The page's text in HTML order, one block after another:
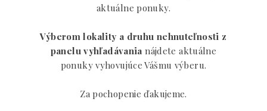
aktuálne ponuky.
Výberom lokality a druhu nehnuteľnosti z
panelu vyhľadávania nájdete aktuálne
ponuky vyhovujúce Vášmu výberu.
Za pochopenie ďakujeme.